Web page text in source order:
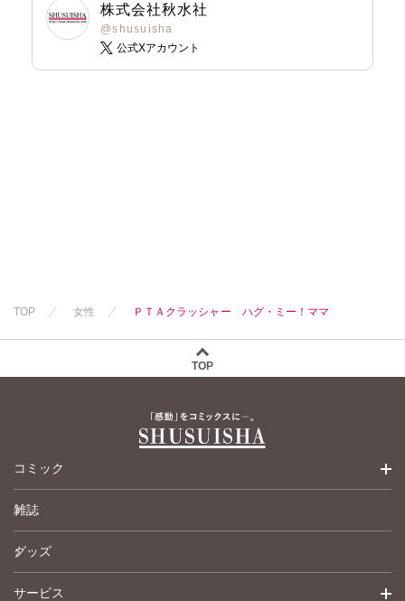
株式会社秋水社
@shusuisha
公式Xアカウント
TOP 女性 ＰＴＡクラッシャー ハグ・ミー！ママ
TOP
コミック
少女コミック
女性コミック
ペットコミック
雑誌
グッズ
サービス